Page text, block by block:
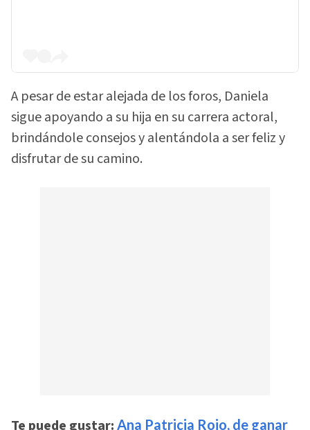
A pesar de estar alejada de los foros, Daniela
sigue apoyando a su hija en su carrera actoral,
brindándole consejos y alentándola a ser feliz y
disfrutar de su camino.
Te puede gustar: Ana Patricia Rojo, de ganar